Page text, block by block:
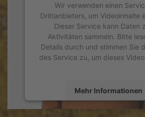
Wir verwenden einen
Drittanbieters, um Videoinhalte
Dieser Service kann Daten
Aktivitäten sammeln. Bitte
Details durch und stimmen Sie
des Service zu, um dieses Video
Mehr Informationen